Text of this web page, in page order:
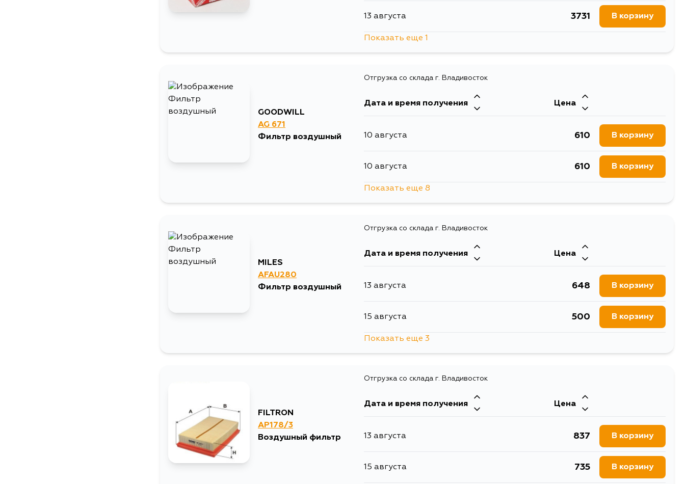
13 августа 3731 В корзину
Показать еще 1
GOODWILL
AG 671
Фильтр воздушный
Отгрузка со склада г. Владивосток
Дата и время получения Цена
10 августа 610 В корзину
10 августа 610 В корзину
12 августа
13 августа 610
15 августа 610 В корзину
15 августа 734 В корзину
15 августа 610 В корзину
30 августа
Показать еще 8
MILES
AFAU280
Фильтр воздушный
Отгрузка со склада г. Владивосток
Дата и время получения Цена
13 августа 648 В корзину
15 августа 500 В корзину
4 сентября
5 сентября 621
Показать еще 3
FILTRON
AP178/3
Воздушный фильтр
Отгрузка со склада г. Владивосток
Дата и время получения Цена
13 августа 837 В корзину
15 августа 735 В корзину